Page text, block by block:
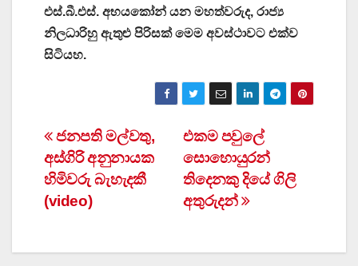
එස්.බී.එස්. අභයකෝන් යන මහත්වරුද, රාජ්‍ය
නිලධාරිහු ඇතුළු පිරිසක් මෙම අවස්ථාවට එක්ව
සිටියහ.
Post
navigation
එකම පවුලේ
සොහොයුරන්
තිදෙනකු දියේ ගිලි
අතුරුදන්
ජනපති මල්වතු,
අස්ගිරි අනුනායක
හිමිවරු බැහැදකී
(video)